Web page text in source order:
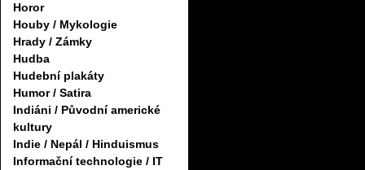
Horor
Houby / Mykologie
Hrady / Zámky
Hudba
Hudební plakáty
Humor / Satira
Indiáni / Původní americké
kultury
Indie / Nepál / Hinduismus
Informační technologie / IT